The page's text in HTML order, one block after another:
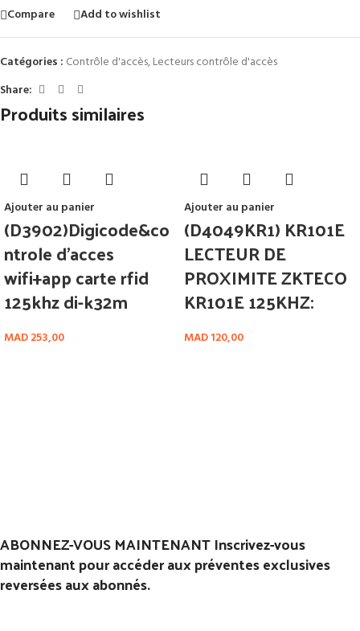
Compare Add to wishlist
Catégories : Contrôle d'accès,Lecteurs contrôle d'accès
Share:
Produits similaires
Ajouter au panier
(D3902)Digicode&co
ntrole d’acces
wifi+app carte rfid
125khz di-k32m
MAD253,00
Ajouter au panier
(D4049KR1) KR101E
LECTEUR DE
PROXIMITE ZKTECO
KR101E 125KHZ:
MAD120,00
ABONNEZ-VOUS MAINTENANT Inscrivez-vous
maintenant pour accéder aux préventes exclusives
reversées aux abonnés.